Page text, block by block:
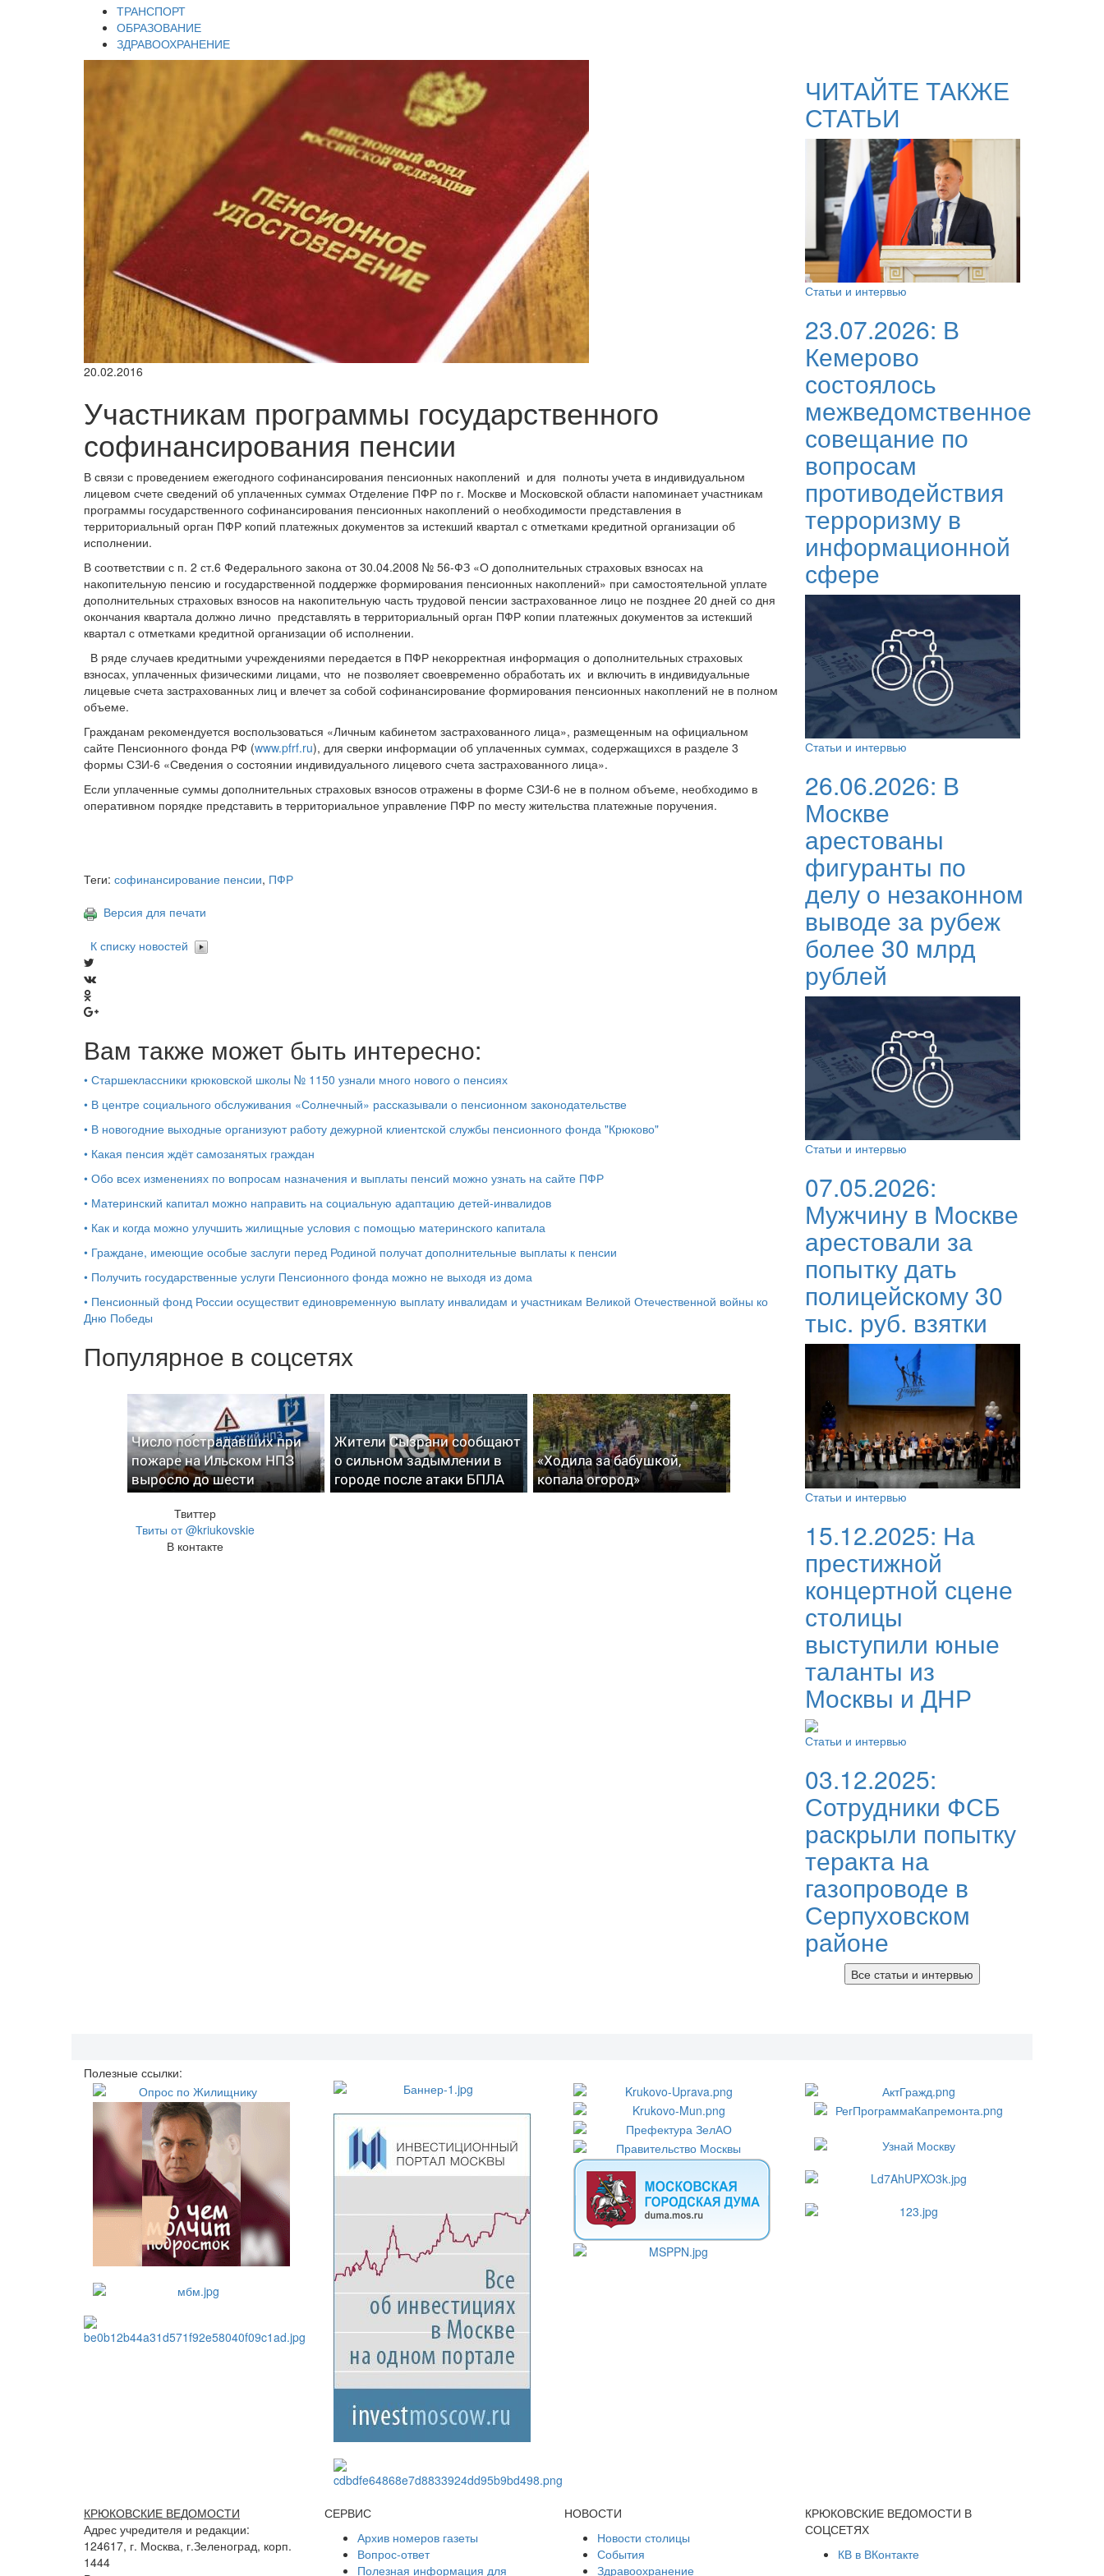
ТРАНСПОРТ
ОБРАЗОВАНИЕ
ЗДРАВООХРАНЕНИЕ
20.02.2016
Участникам программы государственного
софинансирования пенсии
В связи с проведением ежегодного софинансирования пенсионных накоплений и для полноты учета в индивидуальном
лицевом счете сведений об уплаченных суммах Отделение ПФР по г. Москве и Московской области напоминает участникам
программы государственного софинансирования пенсионных накоплений о необходимости представления в
территориальный орган ПФР копий платежных документов за истекший квартал с отметками кредитной организации об
исполнении.
В соответствии с п. 2 ст.6 Федерального закона от 30.04.2008 № 56-ФЗ «О дополнительных страховых взносах на
накопительную пенсию и государственной поддержке формирования пенсионных накоплений» при самостоятельной уплате
дополнительных страховых взносов на накопительную часть трудовой пенсии застрахованное лицо не позднее 20 дней со дня
окончания квартала должно лично представлять в территориальный орган ПФР копии платежных документов за истекший
квартал с отметками кредитной организации об исполнении.
В ряде случаев кредитными учреждениями передается в ПФР некорректная информация о дополнительных страховых
взносах, уплаченных физическими лицами, что не позволяет своевременно обработать их и включить в индивидуальные
лицевые счета застрахованных лиц и влечет за собой софинансирование формирования пенсионных накоплений не в полном
объеме.
Гражданам рекомендуется воспользоваться «Личным кабинетом застрахованного лица», размещенным на официальном
сайте Пенсионного фонда РФ (www.pfrf.ru), для сверки информации об уплаченных суммах, содержащихся в разделе 3
формы СЗИ-6 «Сведения о состоянии индивидуального лицевого счета застрахованного лица».
Если уплаченные суммы дополнительных страховых взносов отражены в форме СЗИ-6 не в полном объеме, необходимо в
оперативном порядке представить в территориальное управление ПФР по месту жительства платежные поручения.
Теги: софинансирование пенсии, ПФР
Версия для печати
К списку новостей
Вам также может быть интересно:
• Старшеклассники крюковской школы № 1150 узнали много нового о пенсиях
• В центре социального обслуживания «Солнечный» рассказывали о пенсионном законодательстве
• В новогодние выходные организуют работу дежурной клиентской службы пенсионного фонда "Крюково"
• Какая пенсия ждёт самозанятых граждан
• Обо всех изменениях по вопросам назначения и выплаты пенсий можно узнать на сайте ПФР
• Материнский капитал можно направить на социальную адаптацию детей-инвалидов
• Как и когда можно улучшить жилищные условия с помощью материнского капитала
• Граждане, имеющие особые заслуги перед Родиной получат дополнительные выплаты к пенсии
• Получить государственные услуги Пенсионного фонда можно не выходя из дома
• Пенсионный фонд России осуществит единовременную выплату инвалидам и участникам Великой Отечественной войны ко
Дню Победы
Популярное в соцсетях
Число пострадавших при
пожаре на Ильском НПЗ
выросло до шести
Жители Сызрани сообщают
о сильном задымлении в
городе после атаки БПЛА
«Ходила за бабушкой,
копала огород»
Твиттер
Твиты от @kriukovskie
В контакте
ЧИТАЙТЕ ТАКЖЕ
СТАТЬИ
Статьи и интервью
23.07.2026: В
Кемерово
состоялось
межведомственное
совещание по
вопросам
противодействия
терроризму в
информационной
сфере
Статьи и интервью
26.06.2026: В
Москве
арестованы
фигуранты по
делу о незаконном
выводе за рубеж
более 30 млрд
рублей
Статьи и интервью
07.05.2026:
Мужчину в Москве
арестовали за
попытку дать
полицейскому 30
тыс. руб. взятки
Статьи и интервью
15.12.2025: На
престижной
концертной сцене
столицы
выступили юные
таланты из
Москвы и ДНР
Статьи и интервью
03.12.2025:
Сотрудники ФСБ
раскрыли попытку
теракта на
газопроводе в
Серпуховском
районе
Все статьи и интервью
Полезные ссылки:
КРЮКОВСКИЕ ВЕДОМОСТИ
Адрес учредителя и редакции:
124617, г. Москва, г.Зеленоград, корп.
1444
СЕРВИС
Архив номеров газеты
Вопрос-ответ
Полезная информация для
НОВОСТИ
Новости столицы
События
Здравоохранение
КРЮКОВСКИЕ ВЕДОМОСТИ В
СОЦСЕТЯХ
КВ в ВКонтакте